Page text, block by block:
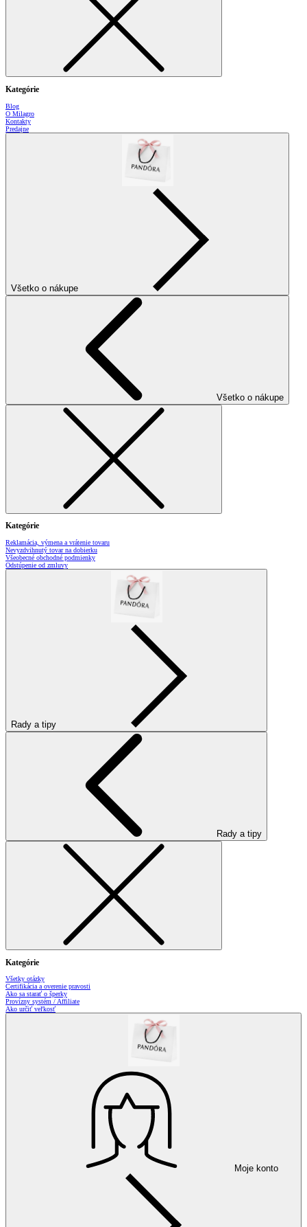
Kategórie
Blog
O Milagro
Kontakty
Predajne
Všetko o nákupe
Všetko o nákupe
Kategórie
Reklamácia, výmena a vrátenie tovaru
Nevyzdvihnutý tovar na dobierku
Všeobecné obchodné podmienky
Odstúpenie od zmluvy
Rady a tipy
Rady a tipy
Kategórie
Všetky otázky
Certifikácia a overenie pravosti
Ako sa starať o šperky
Provízny systém / Affiliate
Ako určiť veľkosť
Moje konto